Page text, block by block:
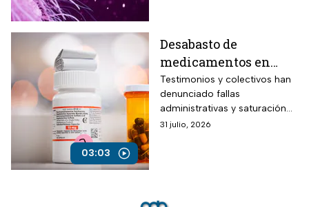
03:03
Desabasto de
medicamentos en
México provoca
avance de
enfermedades y
fallecimiento de
Testimonios y colectivos han
denunciado fallas
administrativas y saturación
del sistema de salud público
31 julio, 2026